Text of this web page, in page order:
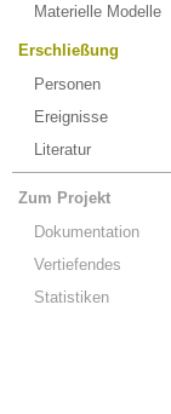
Materielle Modelle
Erschließung
Personen
Ereignisse
Literatur
Zum Projekt
Dokumentation
Vertiefendes
Statistiken